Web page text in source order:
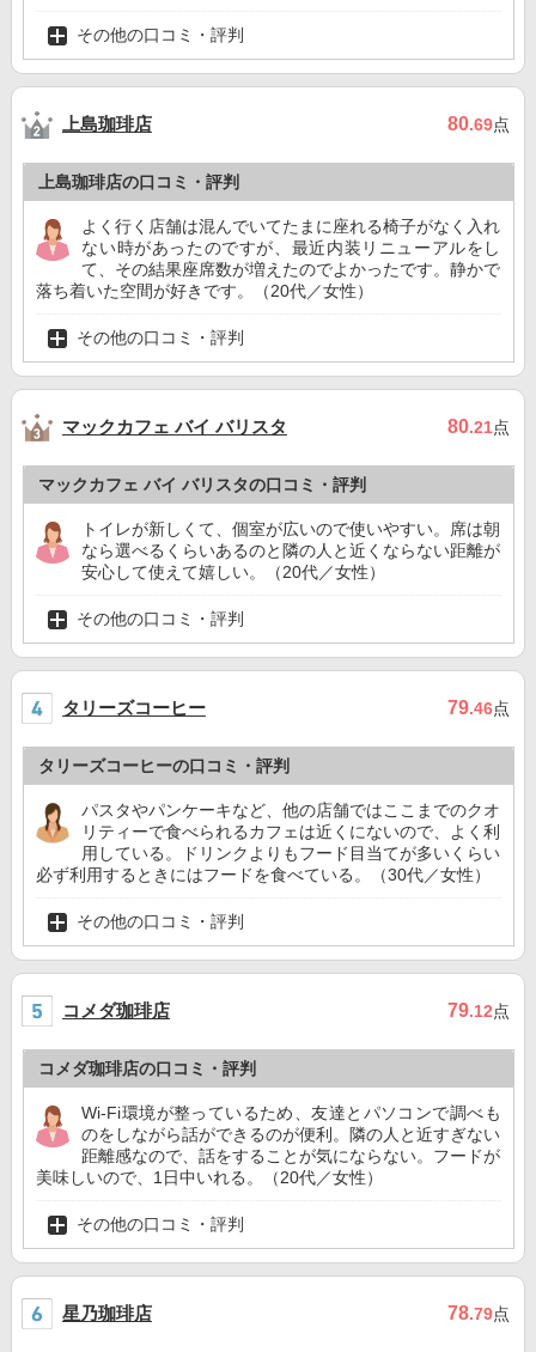
その他の口コミ・評判
上島珈琲店 80.69点
上島珈琲店の口コミ・評判
よく行く店舗は混んでいてたまに座れる椅子がなく入れ
ない時があったのですが、最近内装リニューアルをし
て、その結果座席数が増えたのでよかったです。静かで
落ち着いた空間が好きです。（20代／女性）
その他の口コミ・評判
マックカフェ バイ バリスタ 80.21点
マックカフェ バイ バリスタの口コミ・評判
トイレが新しくて、個室が広いので使いやすい。席は朝
なら選べるくらいあるのと隣の人と近くならない距離が
安心して使えて嬉しい。（20代／女性）
その他の口コミ・評判
タリーズコーヒー 79.46点
タリーズコーヒーの口コミ・評判
パスタやパンケーキなど、他の店舗ではここまでのクオ
リティーで食べられるカフェは近くにないので、よく利
用している。ドリンクよりもフード目当てが多いくらい
必ず利用するときにはフードを食べている。（30代／女性）
その他の口コミ・評判
コメダ珈琲店 79.12点
コメダ珈琲店の口コミ・評判
Wi-Fi環境が整っているため、友達とパソコンで調べも
のをしながら話ができるのが便利。隣の人と近すぎない
距離感なので、話をすることが気にならない。フードが
美味しいので、1日中いれる。（20代／女性）
その他の口コミ・評判
星乃珈琲店 78.79点